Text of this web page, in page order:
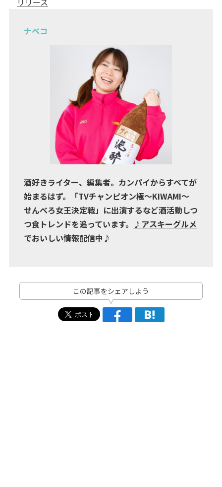
ナベコ
酒好きライター、編集者。カンパイからすべてが
始まるはず。「TVチャンピオン極～KIWAMI～
せんべろ女王決定戦」に出演するなど酒活動しつ
つ食トレンドを追っています。 ♪アスキーグルメ
でおいしい情報配信中♪
この記事をシェアしよう